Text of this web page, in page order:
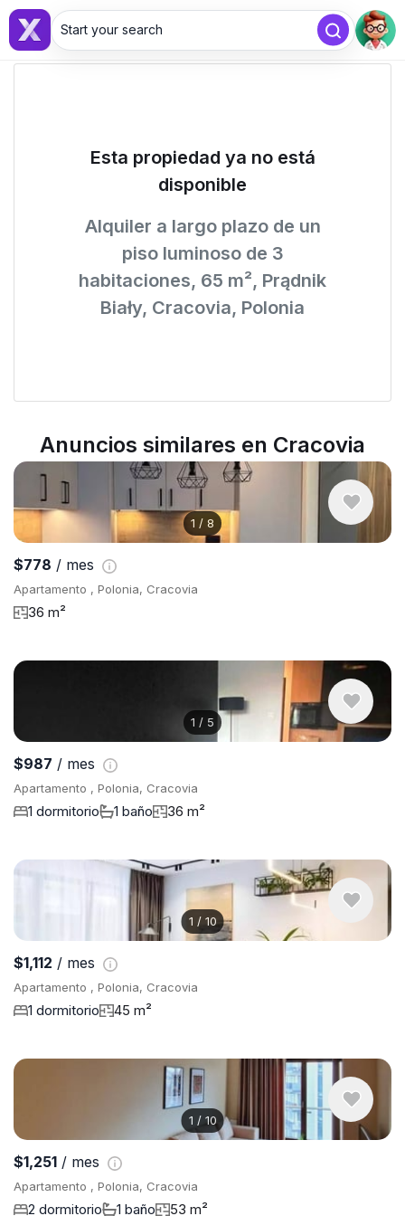
Start your search
Esta propiedad ya no está
disponible
Alquiler a largo plazo de un
piso luminoso de 3
habitaciones, 65 m², Prądnik
Biały, Cracovia, Polonia
Anuncios similares en Cracovia
1 / 8
$778 / mes
Apartamento , Polonia, Cracovia
36 m²
1 / 5
$987 / mes
Apartamento , Polonia, Cracovia
1 dormitorio 1 baño 36 m²
1 / 10
$1,112 / mes
Apartamento , Polonia, Cracovia
1 dormitorio 45 m²
1 / 10
$1,251 / mes
Apartamento , Polonia, Cracovia
2 dormitorio 1 baño 53 m²